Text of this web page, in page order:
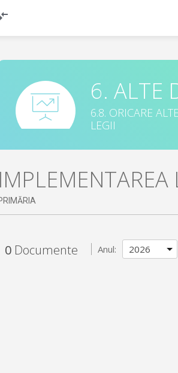
6. ALTE
6.8. ORICARE
LEGII
0 Documente Anul: